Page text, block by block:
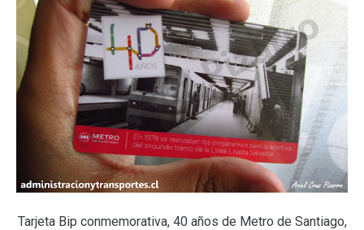
Tarjeta Bip conmemorativa, 40 años de Metro de Santiago,